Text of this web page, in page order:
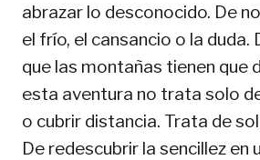
abrazar lo desconocido. De
el frío, el cansancio o la duda.
que las montañas tienen que
esta aventura no trata solo
o cubrir distancia. Trata de
De redescubrir la sencillez en